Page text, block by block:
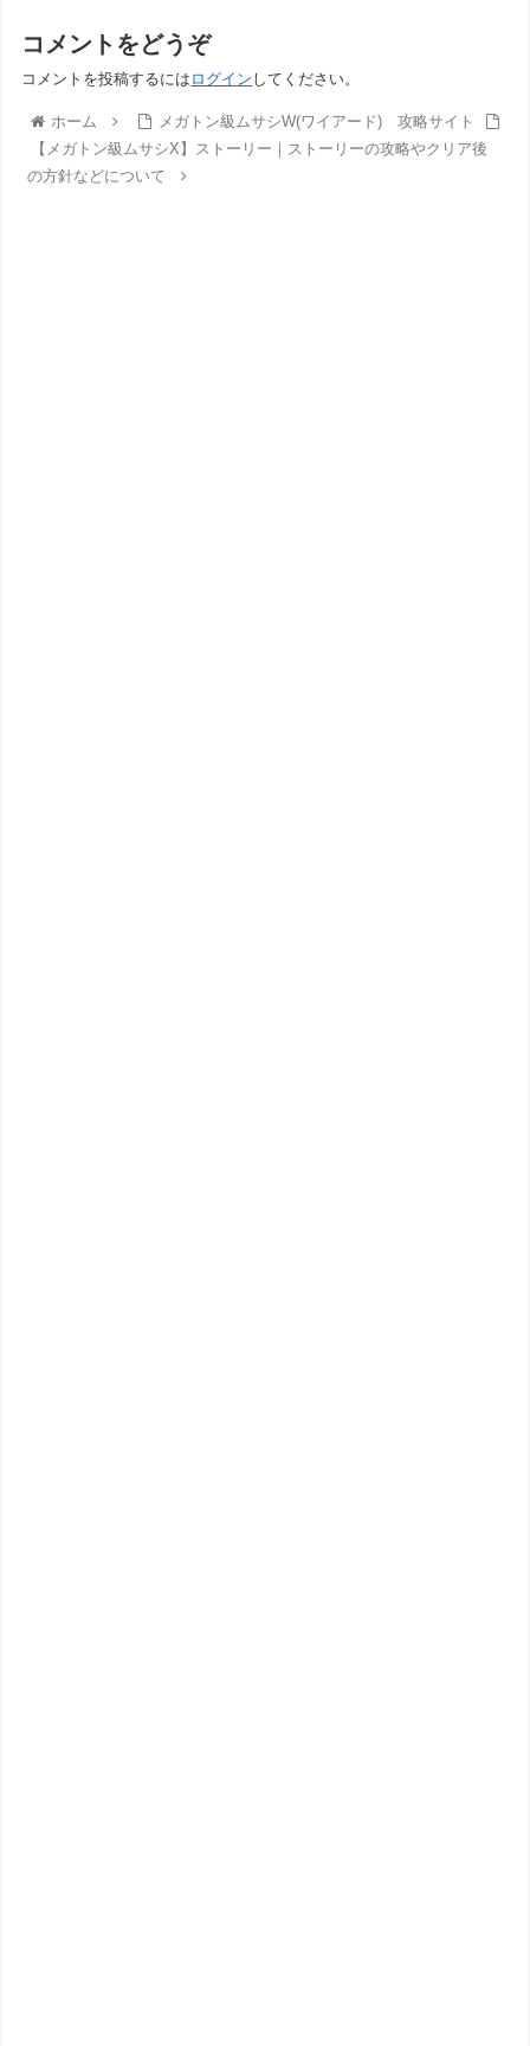
コメントをどうぞ
コメントを投稿するには ログイン してください。
ホーム
メガトン級ムサシW(ワイアード) 攻略サイト
【メガトン級ムサシX】ストーリー｜ストーリーの攻略やクリア後
の方針などについて